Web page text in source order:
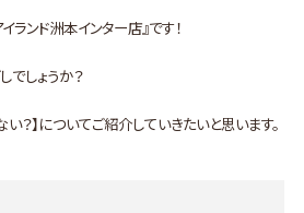
ンド洲本インター店』です！
しょうか？
？】についてご紹介していきたいと思います。